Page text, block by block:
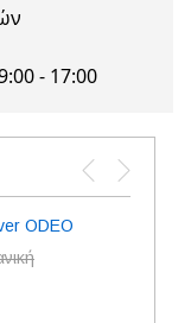
- 17:00
ODEO